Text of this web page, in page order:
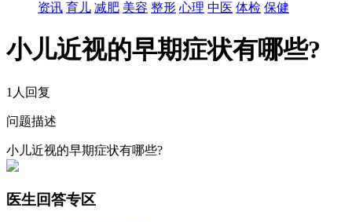
资讯 育儿 减肥 美容 整形 心理 中医 体检 保健
小儿近视的早期症状有哪些?
1人回复
问题描述
小儿近视的早期症状有哪些?
医生回答专区